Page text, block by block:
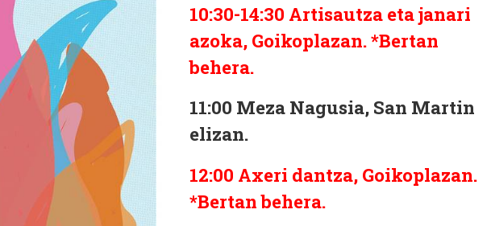
10:30-14:30 Artisautza eta janari
azoka, Goikoplazan. *Bertan
behera.
11:00 Meza Nagusia, San Martin
elizan.
12:00 Axeri dantza, Goikoplazan.
*Bertan behera.